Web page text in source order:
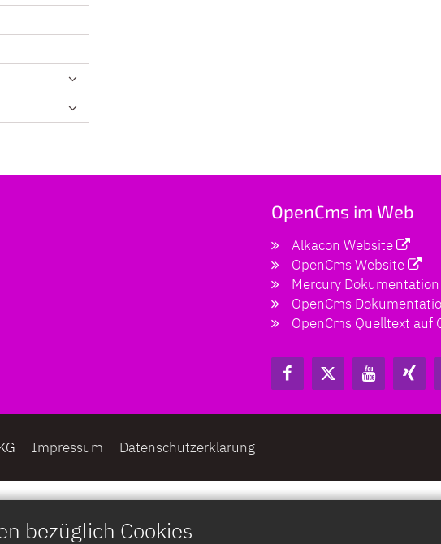
bezüglich Cookies
OpenCms im Web
Alkacon Website
OpenCms Website
Mercury Dokumentation
OpenCms
OpenCms Quelltext auf
Impressum Datenschutzerklärung